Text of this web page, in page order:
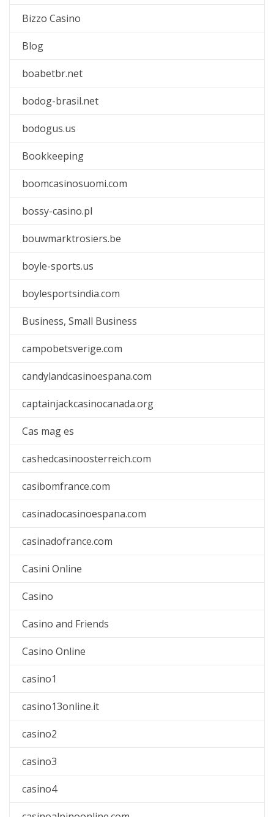
Bizzo Casino
Blog
boabetbr.net
bodog-brasil.net
bodogus.us
Bookkeeping
boomcasinosuomi.com
bossy-casino.pl
bouwmarktrosiers.be
boyle-sports.us
boylesportsindia.com
Business, Small Business
campobetsverige.com
candylandcasinoespana.com
captainjackcasinocanada.org
Cas mag es
cashedcasinoosterreich.com
casibomfrance.com
casinadocasinoespana.com
casinadofrance.com
Casini Online
Casino
Casino and Friends
Casino Online
casino1
casino13online.it
casino2
casino3
casino4